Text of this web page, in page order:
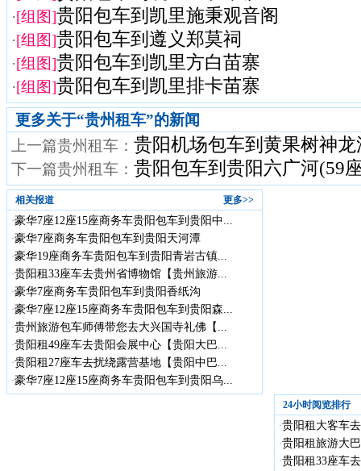
·[组图]贵阳包车到凯里施秉观音阁
·[组图]贵阳包车到遵义郑莫祠
·[组图]贵阳包车到凯里方白苗寨
·[组图]贵阳包车到凯里排卡苗寨
更多关于“贵州租车”的新闻
上一篇贵州租车： 贵阳机场包车到黄果树神
下一篇贵州租车： 贵阳包车到贵阳六广河(59
更多>>
相关报道
·豪华7座12座15座商务车贵阳包车到贵阳中...
·豪华7座商务车贵阳包车到贵阳天河潭
·豪华19座商务车贵阳包车到贵阳青岩古镇...
·贵阳租33座车去贵州省博物馆【贵州旅游...
·豪华7座商务车贵阳包车到贵阳香纸沟
·豪华7座12座15座商务车贵阳包车到贵阳森...
·贵州旅游包车师傅带您去大兴国寺礼佛【...
·贵阳租49座车去贵阳会展中心【贵阳大巴...
·贵阳租27座车去扰绕露营基地【贵阳中巴...
·豪华7座12座15座商务车贵阳包车到贵阳乌...
24小时阅览排行
·贵阳租大客车
·贵阳租旅游大
·贵阳租33座车